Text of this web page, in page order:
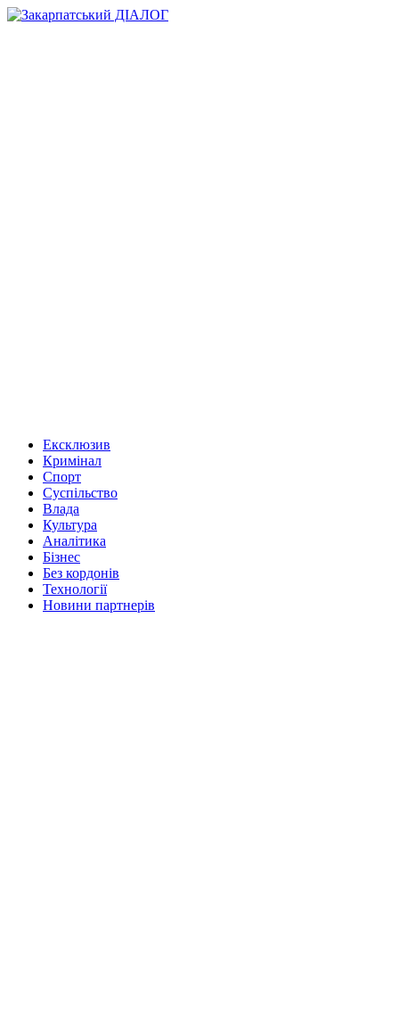
Ексклюзив
Кримінал
Спорт
Суспільство
Влада
Культура
Аналітика
Бізнес
Без кордонів
Технології
Новини партнерів